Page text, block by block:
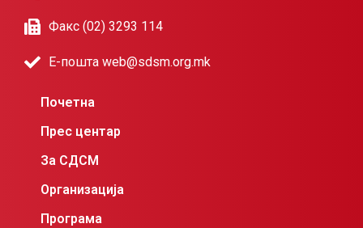
Факс (02) 3293 114
Е-пошта web@sdsm.org.mk
Почетна
Прес центар
За СДСМ
Организација
Програма